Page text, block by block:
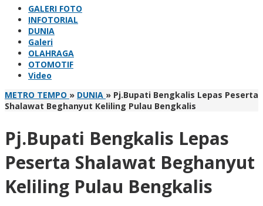
GALERI FOTO
INFOTORIAL
DUNIA
Galeri
OLAHRAGA
OTOMOTIF
Video
METRO TEMPO » DUNIA » Pj.Bupati Bengkalis Lepas Peserta
Shalawat Beghanyut Keliling Pulau Bengkalis
Pj.Bupati Bengkalis Lepas
Peserta Shalawat Beghanyut
Keliling Pulau Bengkalis